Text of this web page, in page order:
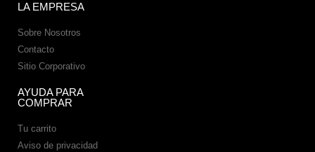
LA EMPRESA
Sobre Nosotros
Contacto
Sitio Corporativo
AYUDA PARA
COMPRAR
Tu carrito
Aviso de privacidad